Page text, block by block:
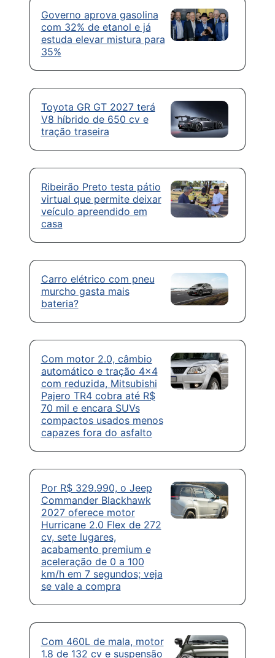
Governo aprova gasolina
com 32% de etanol e já
estuda elevar mistura para
35%
Toyota GR GT 2027 terá
V8 híbrido de 650 cv e
tração traseira
Ribeirão Preto testa pátio
virtual que permite deixar
veículo apreendido em
casa
Carro elétrico com pneu
murcho gasta mais
bateria?
Com motor 2.0, câmbio
automático e tração 4×4
com reduzida, Mitsubishi
Pajero TR4 cobra até R$
70 mil e encara SUVs
compactos usados menos
capazes fora do asfalto
Por R$ 329.990, o Jeep
Commander Blackhawk
2027 oferece motor
Hurricane 2.0 Flex de 272
cv, sete lugares,
acabamento premium e
aceleração de 0 a 100
km/h em 7 segundos; veja
se vale a compra
Com 460L de mala, motor
1.8 de 132 cv e suspensão